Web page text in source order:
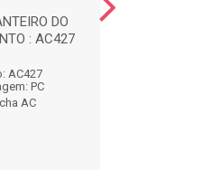
DO
: AC427
AC427
PC
AC